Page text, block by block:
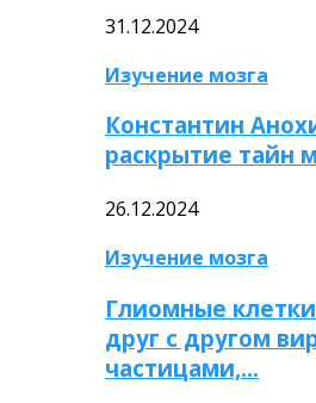
31.12.2024
Изучение мозга
Константин
раскрытие тайн
26.12.2024
Изучение мозга
Глиомные
друг с другом
частицами,…